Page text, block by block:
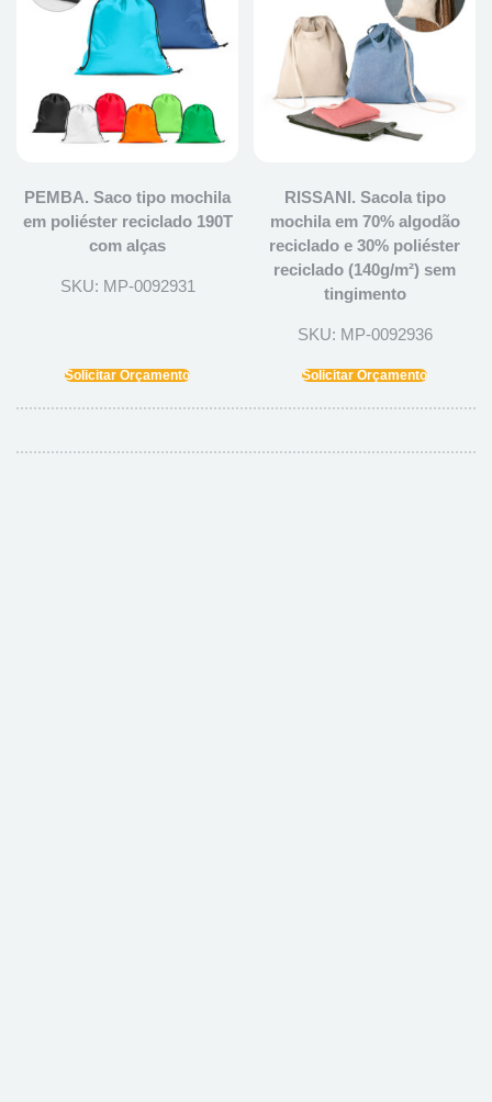
PEMBA. Saco tipo mochila
em poliéster reciclado 190T
com alças
SKU: MP-0092931
Solicitar Orçamento
RISSANI. Sacola tipo
mochila em 70% algodão
reciclado e 30% poliéster
reciclado (140g/m²) sem
tingimento
SKU: MP-0092936
Solicitar Orçamento